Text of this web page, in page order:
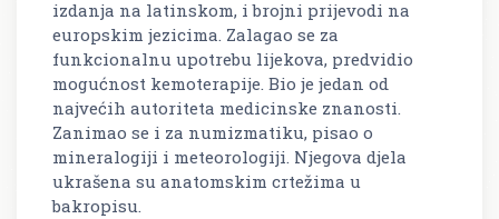
izdanja na latinskom, i brojni prijevodi na
europskim jezicima. Zalagao se za
funkcionalnu upotrebu lijekova, predvidio
mogućnost kemoterapije. Bio je jedan od
najvećih autoriteta medicinske znanosti.
Zanimao se i za numizmatiku, pisao o
mineralogiji i meteorologiji. Njegova djela
ukrašena su anatomskim crtežima u
bakropisu.